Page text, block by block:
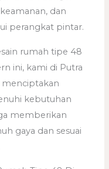
dan
perangkat pintar.
rumah tipe 48
ini, kami di Putra
menciptakan
kebutuhan
memberikan
gaya dan sesuai